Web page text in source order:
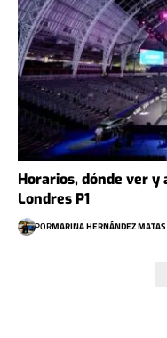
Horarios, dónde ver
Londres P1
PORMARINA HERNÁNDEZ MATAS